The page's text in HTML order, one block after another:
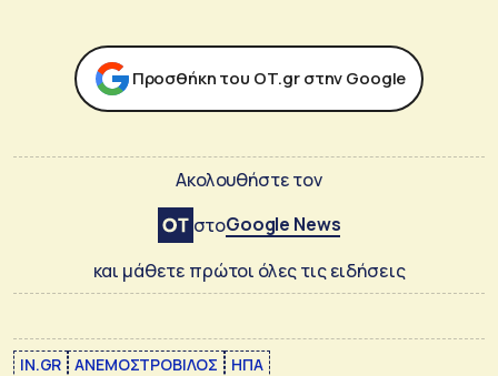
Προσθήκη του ΟΤ.gr στην Google
Ακολουθήστε τον
στοGoogle News
και μάθετε πρώτοι όλες τις ειδήσεις
IN.GR ΑΝΕΜΟΣΤΡΟΒΙΛΟΣ ΗΠΑ